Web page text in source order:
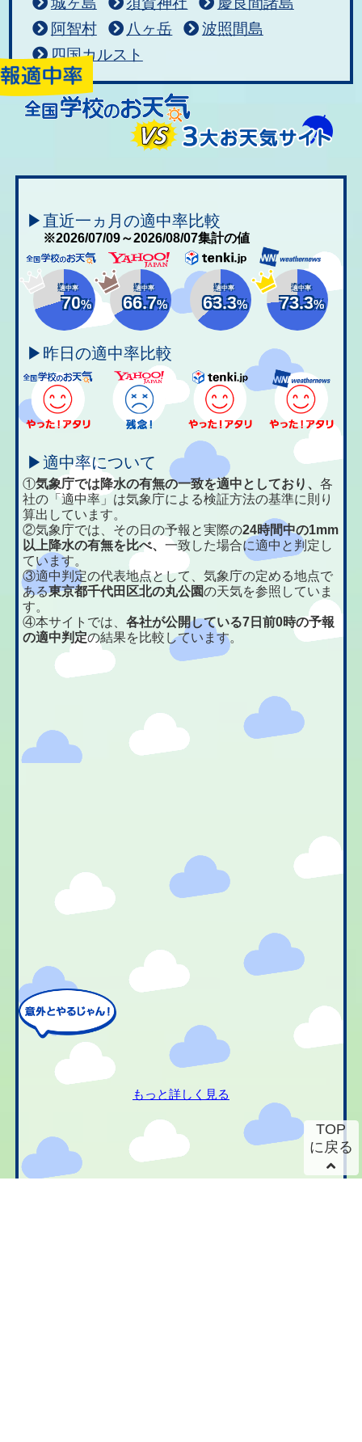
阿智村
八ヶ岳
波照間島
四国カルスト
▶直近一ヵ月の適中率比較
※2026/07/09～2026/08/07集計の値
適中率
70%
適中率
66.7%
適中率
63.3%
適中率
73.3%
▶昨日の適中率比較
▶適中率について
①気象庁では降水の有無の一致を適中としており、各
社の「適中率」は気象庁による検証方法の基準に則り
算出しています。
②気象庁では、その日の予報と実際の24時間中の1mm
以上降水の有無を比べ、一致した場合に適中と判定し
ています。
③適中判定の代表地点として、気象庁の定める地点で
ある東京都千代田区北の丸公園の天気を参照していま
す。
④本サイトでは、各社が公開している7日前0時の予報
の適中判定の結果を比較しています。
もっと詳しく見る
TOP
に戻る